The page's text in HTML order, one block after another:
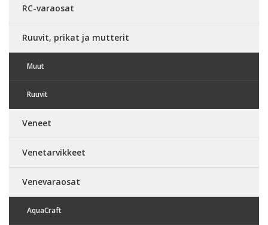
RC-varaosat
Ruuvit, prikat ja mutterit
Muut
Ruuvit
Veneet
Venetarvikkeet
Venevaraosat
AquaCraft